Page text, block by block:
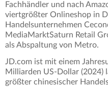
Fachhändler und nach
viertgrößter Onlineshop in
Handelsunternehmen
MediaMarktSaturn Retail
als Abspaltung von Metro.
JD.com ist mit einem
Milliarden US-Dollar (2024)
größter chinesischer